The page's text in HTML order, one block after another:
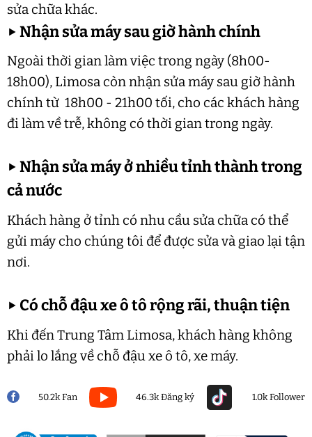
sửa chữa khác.
▶Nhận sửa máy sau giờ hành chính
Ngoài thời gian làm việc trong ngày (8h00-
18h00), Limosa còn nhận sửa máy sau giờ hành
chính từ 18h00 - 21h00 tối, cho các khách hàng
đi làm về trễ, không có thời gian trong ngày.
▶Nhận sửa máy ở nhiều tỉnh thành trong
cả nước
Khách hàng ở tỉnh có nhu cầu sửa chữa có thể
gửi máy cho chúng tôi để được sửa và giao lại tận
nơi.
▶ Có chỗ đậu xe ô tô rộng rãi, thuận tiện
Khi đến Trung Tâm Limosa, khách hàng không
phải lo lắng về chỗ đậu xe ô tô, xe máy.
50.2k Fan 46.3k Đăng ký 1.0k Follower